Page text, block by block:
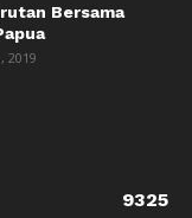
Bersama
2019
9325